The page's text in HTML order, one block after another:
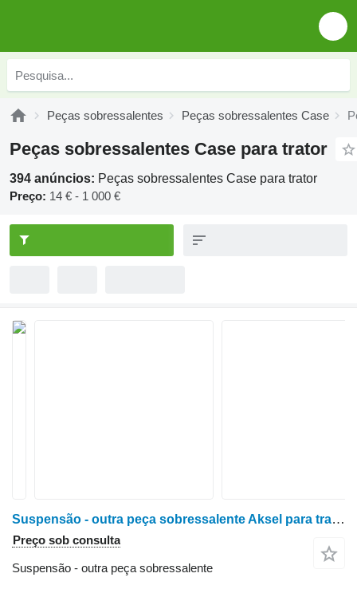
Peças sobressalentes Peças sobressalentes Case
Peças sobressalentes Case para trator
394 anúncios: Peças sobressalentes Case para trator
Preço: 14 € - 1 000 €
Suspensão - outra peça sobressalente Aksel para trator de rodas Case MX170
Preço sob consulta
Suspensão - outra peça sobressalente